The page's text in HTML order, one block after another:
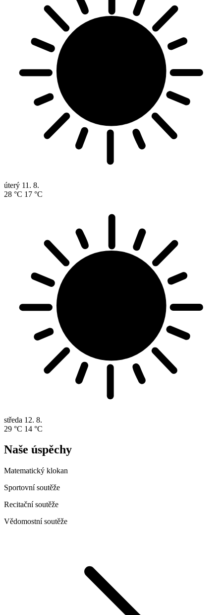
úterý 11. 8.
28 °C 17 °C
středa 12. 8.
29 °C 14 °C
Naše úspěchy
Matematický klokan
Sportovní soutěže
Recitační soutěže
Vědomostní soutěže